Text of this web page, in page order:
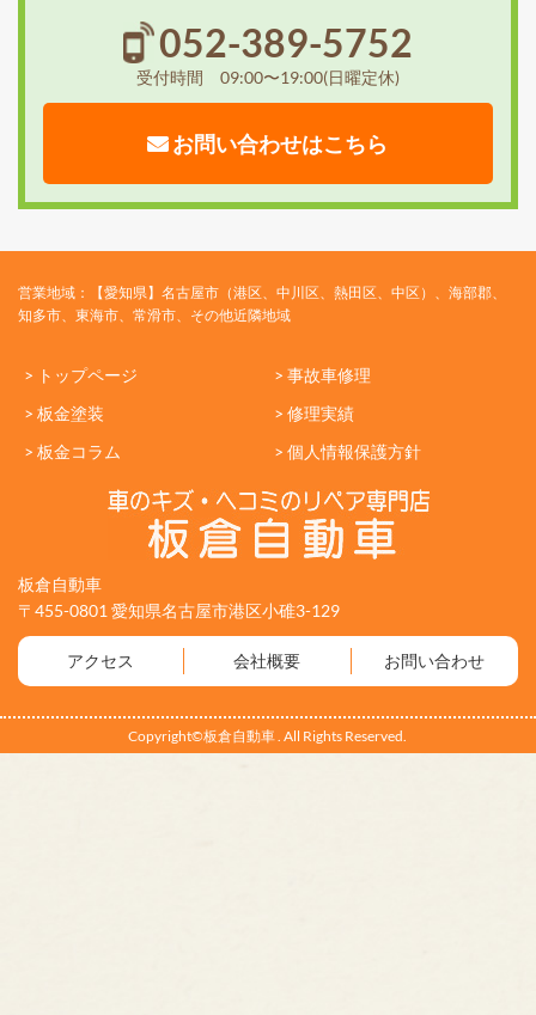
052-389-5752
受付時間 09:00〜19:00(日曜定休)
お問い合わせはこちら
営業地域：【愛知県】名古屋市（港区、中川区、熱田区、中区）、海部郡、
知多市、東海市、常滑市、その他近隣地域
> トップページ
> 事故車修理
> 板金塗装
> 修理実績
> 板金コラム
> 個人情報保護方針
板倉自動車
〒455-0801 愛知県名古屋市港区小碓3-129
アクセス 会社概要 お問い合わせ
Copyright©板倉自動車 . All Rights Reserved.